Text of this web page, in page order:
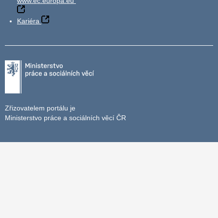
Kariéra
Zřizovatelem portálu je
Ministerstvo práce a sociálních věcí ČR